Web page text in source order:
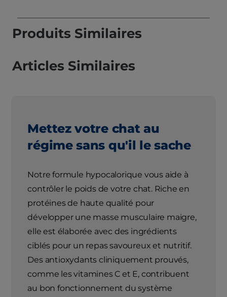
Produits Similaires
Articles Similaires
Mettez votre chat au
régime sans qu'il le sache
Notre formule hypocalorique vous aide à
contrôler le poids de votre chat. Riche en
protéines de haute qualité pour
développer une masse musculaire maigre,
elle est élaborée avec des ingrédients
ciblés pour un repas savoureux et nutritif.
Des antioxydants cliniquement prouvés,
comme les vitamines C et E, contribuent
au bon fonctionnement du système